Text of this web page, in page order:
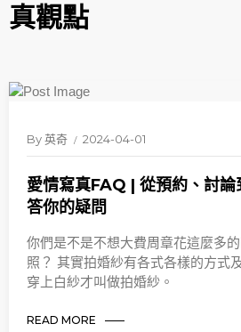
真觀點
By英奇 2024-04-01
愛情寫真FAQ | 從預約、討
答你的疑問
你們是不是不想大費周章花這麼多
照？ 其實拍婚紗有各式各樣的方式
穿上白紗才叫做拍婚紗。
READ MORE